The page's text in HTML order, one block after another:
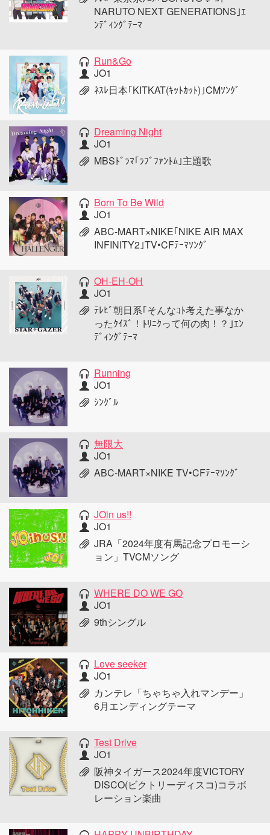
NARUTO NEXT GENERATIONS｣ｴ
ﾝﾃﾞｨﾝｸﾞﾃｰﾏ
Run&Go
JO1
ﾈｽﾚ日本｢KITKAT(ｷｯﾄｶｯﾄ)｣CMｿﾝｸﾞ
Dreaming Night
JO1
MBSﾄﾞﾗﾏ｢ﾗﾌﾞﾌｧﾝﾄﾑ｣主題歌
Born To Be Wild
JO1
ABC-MART×NIKE｢NIKE AIR MAX
INFINITY2｣TV•CFﾃｰﾏｿﾝｸﾞ
OH-EH-OH
JO1
ﾃﾚﾋﾞ朝日系｢そんなｺﾄ考えた事なか
ったｸｲｽﾞ！ﾄﾘﾆｸって何の肉！？｣ｴﾝ
ﾃﾞｨﾝｸﾞﾃｰﾏ
Running
JO1
ｼﾝｸﾞﾙ
無限大
JO1
ABC-MART×NIKE TV•CFﾃｰﾏｿﾝｸﾞ
JOin us!!
JO1
JRA「2024年度有馬記念プロモーシ
ョン」TVCMソング
WHERE DO WE GO
JO1
9thシングル
Love seeker
JO1
カンテレ「ちゃちゃ入れマンデー」
6月エンディングテーマ
Test Drive
JO1
阪神タイガース2024年度VICTORY
DISCO(ビクトリーディスコ)コラボ
レーション楽曲